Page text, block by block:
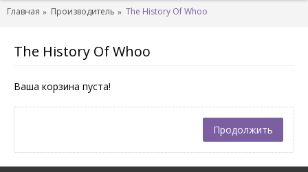
Главная Производитель The History Of Whoo
The History Of Whoo
Ваша корзина пуста!
Продолжить